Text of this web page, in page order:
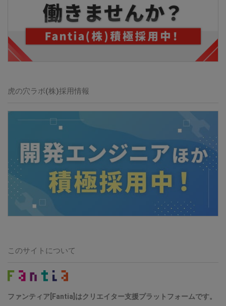
虎の穴ラボ(株)採用情報
このサイトについて
ファンティア[Fantia]はクリエイター支援プラットフォームです。